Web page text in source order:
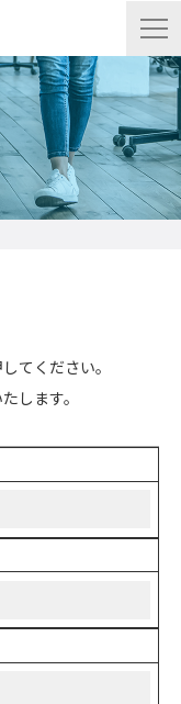
てください。
します。